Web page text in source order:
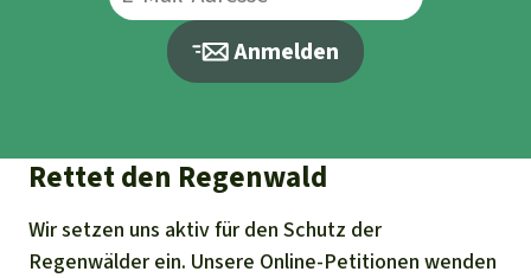
Anmelden
Rettet den Regenwald
Wir setzen uns aktiv für den Schutz der
Regenwälder ein. Unsere Online-Petitionen wenden